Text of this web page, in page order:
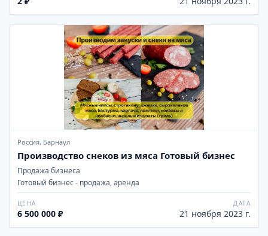
Россия, Барнаул
Производство снеков из мяса Готовый бизнес
Продажа бизнеса
Готовый бизнес - продажа, аренда
ЦЕНА
6 500 000 ₽
ДАТА
21 ноября 2023 г.